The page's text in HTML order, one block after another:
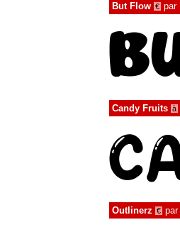
But Flow € par
Candy Fruits à
Outlinerz € par